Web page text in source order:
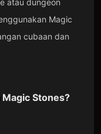
atau dungeon
Magic
cubaan dan
Magic Stones?